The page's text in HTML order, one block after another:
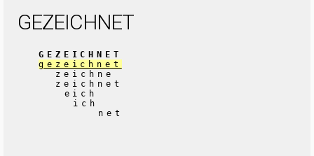
GEZEICHNET
GEZEICHNET
gezeichnet
zeichne
zeichnet
eich
ich
net